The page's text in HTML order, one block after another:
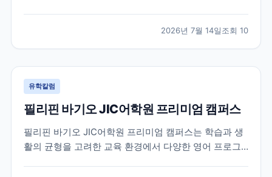
2026년 7월 14일조회 10
유학칼럼
필리핀 바기오 JIC어학원 프리미엄 캠퍼스
필리핀 바기오 JIC어학원 프리미엄 캠퍼스는 학습과 생
활의 균형을 고려한 교육 환경에서 다양한 영어 프로그